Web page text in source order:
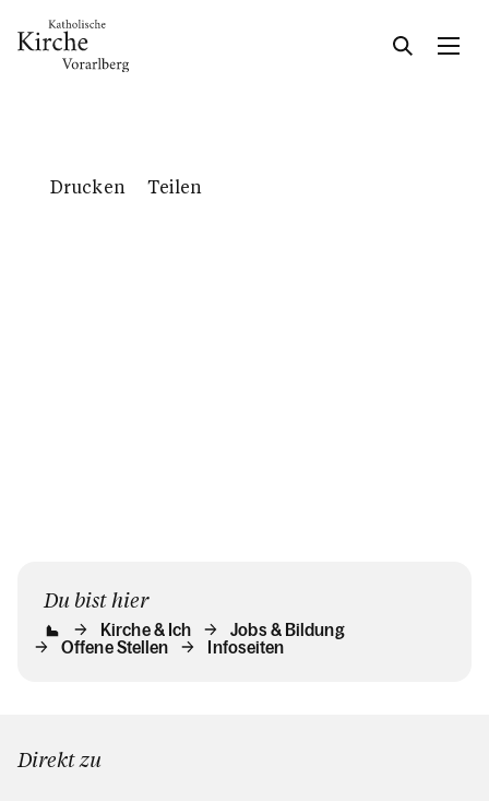
Ausbildungswege
Berufung
Aktuelles
Drucken Teilen
Du bist hier
Kirche & Ich
Jobs & Bildung
Offene Stellen
Infoseiten
Direkt zu